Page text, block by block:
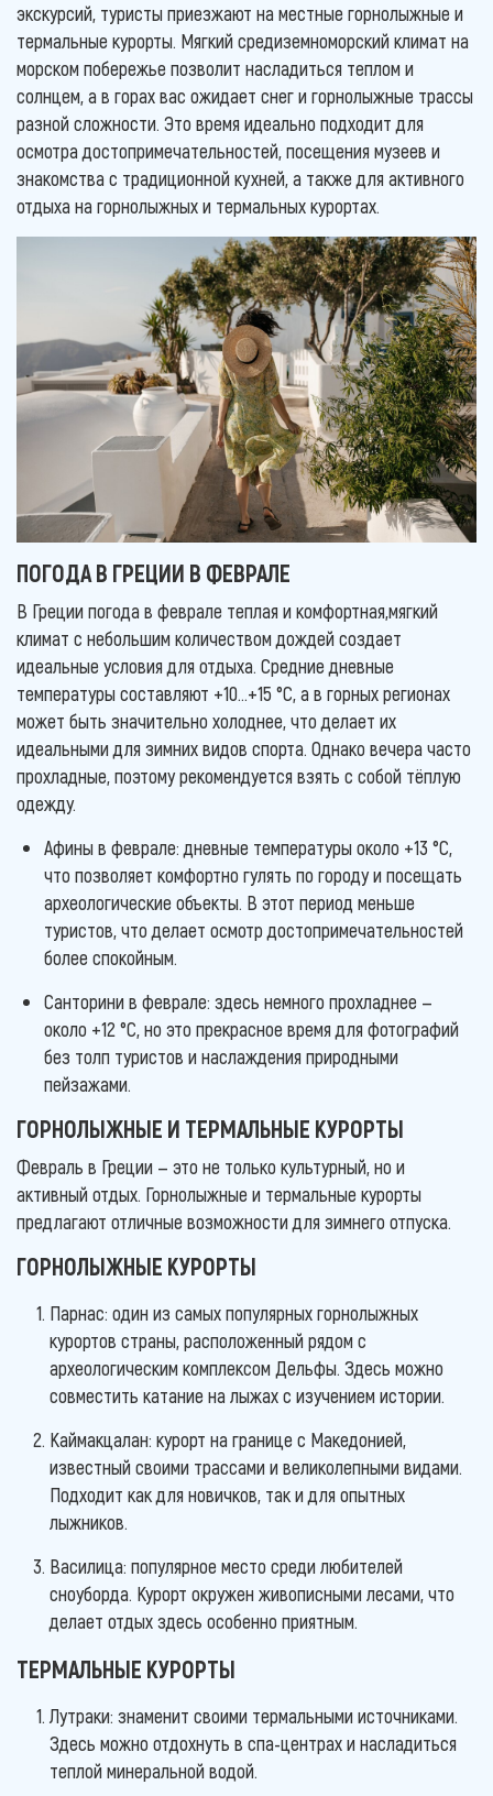
экскурсий, туристы приезжают на местные горнолыжные и
термальные курорты. Мягкий средиземноморский климат на
морском побережье позволит насладиться теплом и
солнцем, а в горах вас ожидает снег и горнолыжные трассы
разной сложности. Это время идеально подходит для
осмотра достопримечательностей, посещения музеев и
знакомства с традиционной кухней, а также для активного
отдыха на горнолыжных и термальных курортах.
ПОГОДА В ГРЕЦИИ В ФЕВРАЛЕ
В Греции погода в феврале теплая и комфортная,мягкий
климат с небольшим количеством дождей создает
идеальные условия для отдыха. Средние дневные
температуры составляют +10...+15 °C, а в горных регионах
может быть значительно холоднее, что делает их
идеальными для зимних видов спорта. Однако вечера часто
прохладные, поэтому рекомендуется взять с собой тёплую
одежду.
Афины в феврале: дневные температуры около +13 °C,
что позволяет комфортно гулять по городу и посещать
археологические объекты. В этот период меньше
туристов, что делает осмотр достопримечательностей
более спокойным.
Санторини в феврале: здесь немного прохладнее —
около +12 °C, но это прекрасное время для фотографий
без толп туристов и наслаждения природными
пейзажами.
ГОРНОЛЫЖНЫЕ И ТЕРМАЛЬНЫЕ КУРОРТЫ
Февраль в Греции — это не только культурный, но и
активный отдых. Горнолыжные и термальные курорты
предлагают отличные возможности для зимнего отпуска.
ГОРНОЛЫЖНЫЕ КУРОРТЫ
Парнас: один из самых популярных горнолыжных
курортов страны, расположенный рядом с
археологическим комплексом Дельфы. Здесь можно
совместить катание на лыжах с изучением истории.
Каймакцалан: курорт на границе с Македонией,
известный своими трассами и великолепными видами.
Подходит как для новичков, так и для опытных
лыжников.
Василица: популярное место среди любителей
сноуборда. Курорт окружен живописными лесами, что
делает отдых здесь особенно приятным.
ТЕРМАЛЬНЫЕ КУРОРТЫ
Лутраки: знаменит своими термальными источниками.
Здесь можно отдохнуть в спа-центрах и насладиться
теплой минеральной водой.